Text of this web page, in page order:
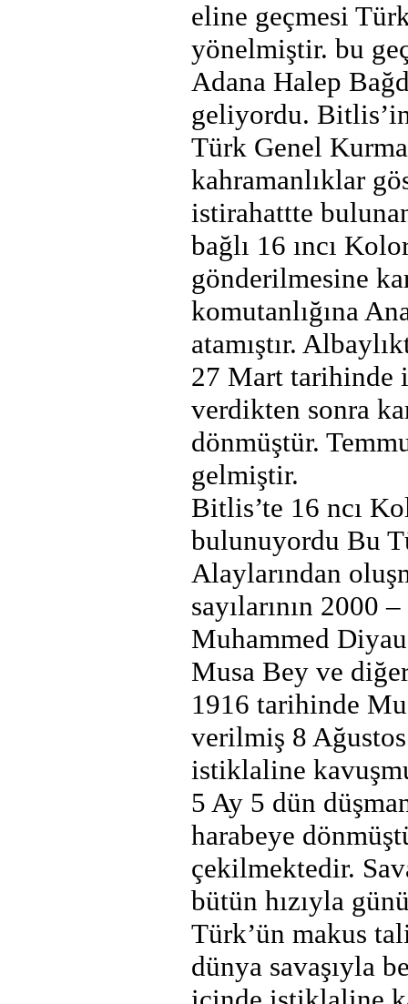
eline geçmesi
yönelmiştir. bu
Adana Halep
geliyordu.
Türk Genel
kahramanlıklar
istirahattte
bağlı 16 ıncı
gönderilmesine
komutanlığına
atamıştır.
27 Mart tarihinde
verdikten sonra
dönmüştür.
gelmiştir.
Bitlis’te 16 ncı
bulunuyordu Bu
Alaylarından
sayılarının 2000
Muhammed
Musa Bey ve
1916 tarihinde
verilmiş 8
istiklaline
5 Ay 5 dün
harabeye
çekilmektedir.
bütün hızıyla
Türk’ün makus
dünya savaşıyla